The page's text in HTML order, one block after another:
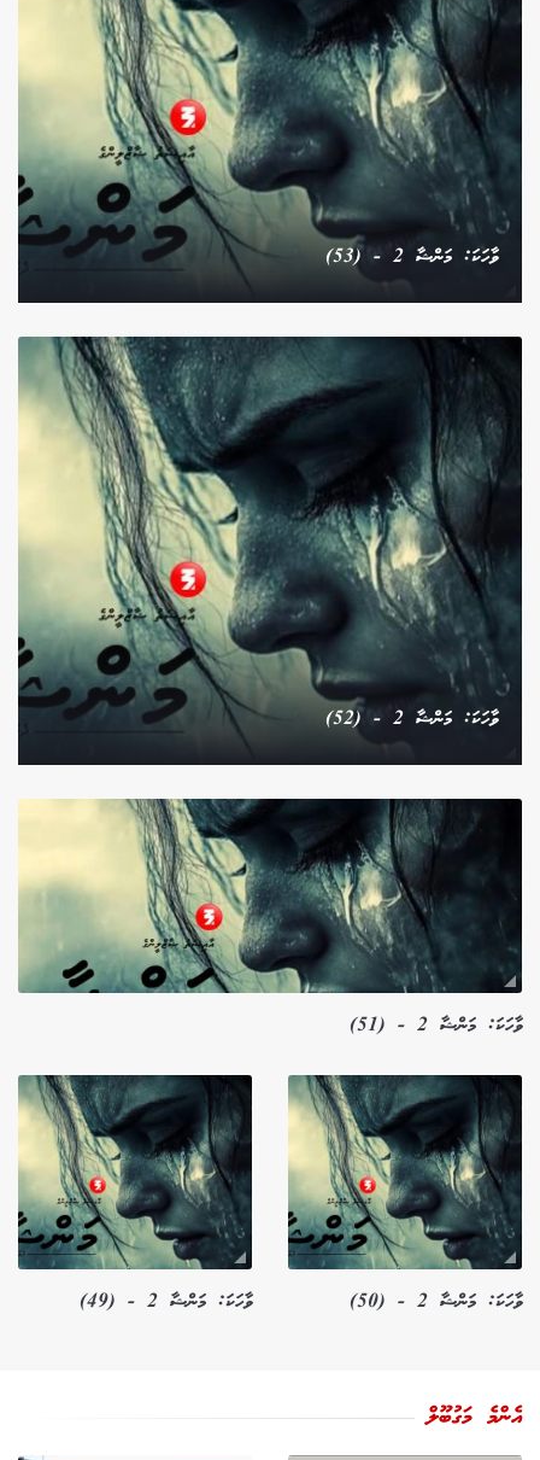
ވާހަކަ: މަންޝާ 2 - (53)
ވާހަކަ: މަންޝާ 2 - (52)
ވާހަކަ: މަންޝާ 2 - (51)
ވާހަކަ: މަންޝާ 2 - (50) ވާހަކަ: މަންޝާ 2 - (49)
އެންމެ މަގުބޫލް